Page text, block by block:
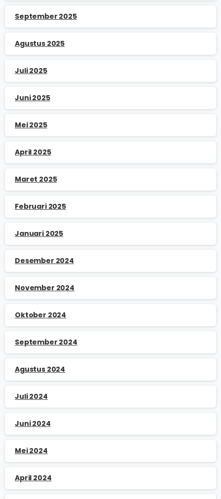
September 2025
Agustus 2025
Juli 2025
Juni 2025
Mei 2025
April 2025
Maret 2025
Februari 2025
Januari 2025
Desember 2024
November 2024
Oktober 2024
September 2024
Agustus 2024
Juli 2024
Juni 2024
Mei 2024
April 2024